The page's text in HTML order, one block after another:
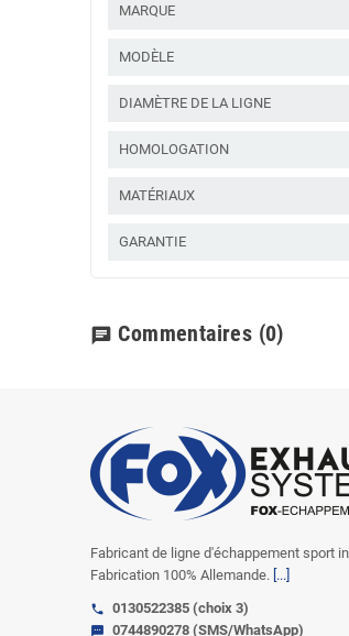
MARQUE
MODÈLE
DIAMÈTRE DE LA LIGNE
HOMOLOGATION
MATÉRIAUX
GARANTIE
chat Commentaires (0)
Fabricant de ligne d'échappement sport
Fabrication 100% Allemande. [...]
call 0130522385 (choix 3)
sms
0744890278 (SMS/WhatsApp)